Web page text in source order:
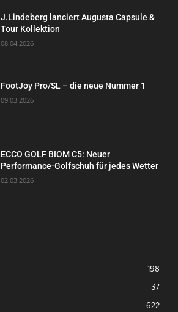
J.Lindeberg lanciert Augusta Capsule &
Tour Kollektion
08.04.2026
FootJoy Pro/SL – die neue Nummer 1
09.03.2026
ECCO GOLF BIOM C5: Neuer
Performance-Golfschuh für jedes Wetter
02.03.2026
198
37
622